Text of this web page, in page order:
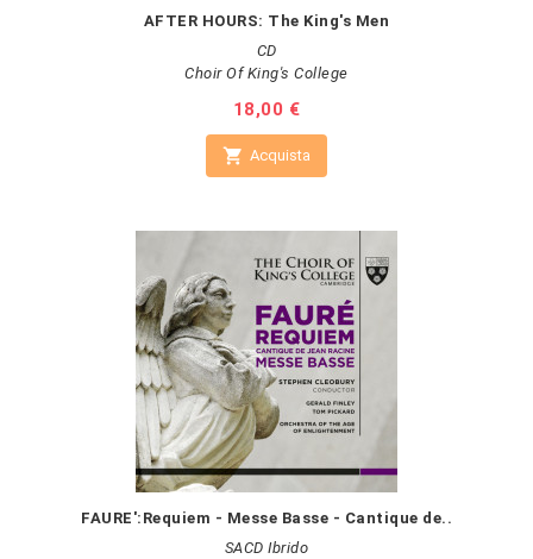
AFTER HOURS: The King's Men
CD
Choir Of King's College
Prezzo
18,00 €
 Acquista
FAURE':Requiem - Messe Basse - Cantique de..
SACD Ibrido